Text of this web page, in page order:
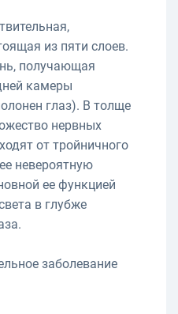
из пяти слоев.
получающая
камеры
глаз). В толще
нервных
от тройничного
невероятную
ее функцией
в глубже
заболевание